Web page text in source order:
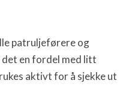
patruljeførere og
det en fordel med litt
aktivt for å sjekke ut